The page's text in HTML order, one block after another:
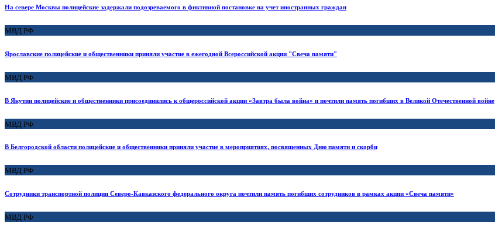
На севере Москвы полицейские задержали подозреваемого в фиктивной постановке на учет иностранных граждан
МВД РФ
Ярославские полицейские и общественники приняли участие в ежегодной Всероссийской акции "Свеча памяти"
МВД РФ
В Якутии полицейские и общественники присоединились к общероссийской акции «Завтра была война» и почтили память погибших в Великой Отечественной войне
МВД РФ
В Белгородской области полицейские и общественники приняли участие в мероприятиях, посвященных Дню памяти и скорби
МВД РФ
Сотрудники транспортной полиции Северо-Кавказского федерального округа почтили память погибших сотрудников в рамках акции «Свеча памяти»
МВД РФ